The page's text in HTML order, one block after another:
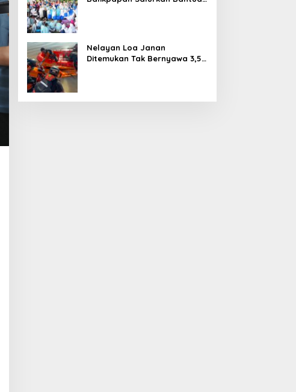
Nelayan Loa Janan
Ditemukan Tak Bernyawa 3,5